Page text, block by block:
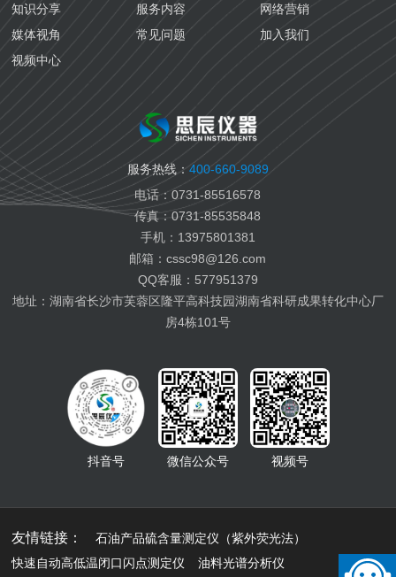
导热油检测
生物医药检测
国六汽油检测
国六柴油检测
变齿轮油检测
变压器油检测
纤膏缆膏检测
船用燃料油检测
生态环境
知识分享
媒体视角
视频中心
服务内容
常见问题
网络营销
加入我们
服务热线： 400-660-9089
电话：0731-85516578
传真：0731-85535848
手机：13975801381
邮箱：cssc98@126.com
QQ客服：577951379
地址：湖南省长沙市芙蓉区隆平高科技园湖南省科研成果转化中心厂
房4栋101号
抖音号 微信公众号 视频号
友情链接：
石油产品硫含量测定仪（紫外荧光法）
快速自动高低温闭口闪点测定仪
油料光谱分析仪